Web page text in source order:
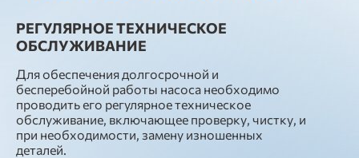
РЕГУЛЯРНОЕ ТЕХНИЧЕСКОЕ
ОБСЛУЖИВАНИЕ
Для обеспечения долгосрочной и
бесперебойной работы насоса необходимо
проводить его регулярное техническое
обслуживание, включающее проверку, чистку, и
при необходимости, замену изношенных
деталей.